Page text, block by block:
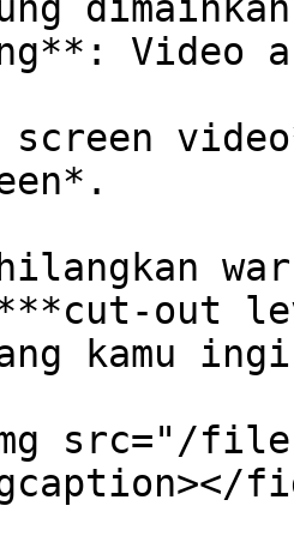
Video
out
kamu
src="/